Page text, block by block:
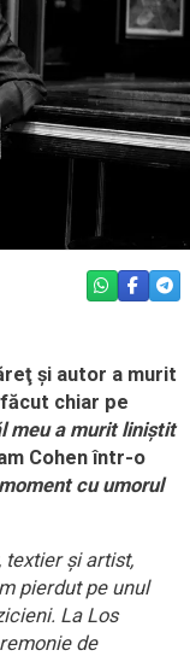
WHATSAPP
şi autor a murit
chiar pe
meu a murit liniştit
Cohen într-o
cu umorul
textier şi artist,
pierdut pe unul
La Los
de